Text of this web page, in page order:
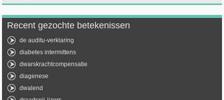
Recent gezochte betekenissen
de auditu-verklaring
diabetes intermittens
dwarskrachtcompensatie
diagenese
dwalend